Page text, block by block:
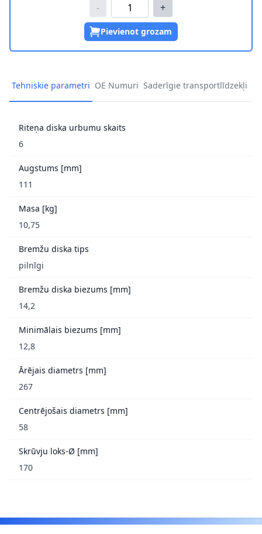
- +
Pievienot grozam
Tehniskie parametri OE Numuri Saderīgie transportlīdzekļi
Riteņa diska urbumu skaits
6
Augstums [mm]
111
Masa [kg]
10,75
Bremžu diska tips
pilnīgi
Bremžu diska biezums [mm]
14,2
Minimālais biezums [mm]
12,8
Ārējais diametrs [mm]
267
Centrējošais diametrs [mm]
58
Skrūvju loks-Ø [mm]
170